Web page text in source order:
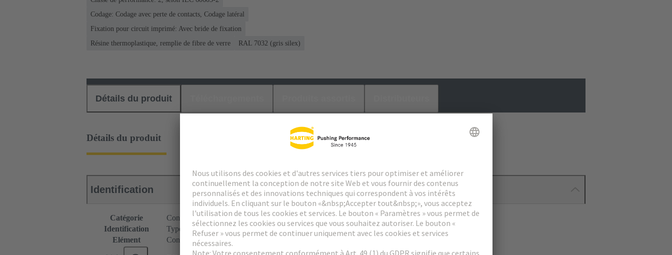
Codage: Codage avec perte de contacts, Codage latéral
Fixation pour circuit imprimé: Avec bride de fixation
Résine thermoplastique, remplie de fibre de verre
RAL 7032 (gris silex)
Détails du produit
Détails du produit
Identification
Catégorie
Connecteurs
Identification
Type B
Elément
Connecteur femelle